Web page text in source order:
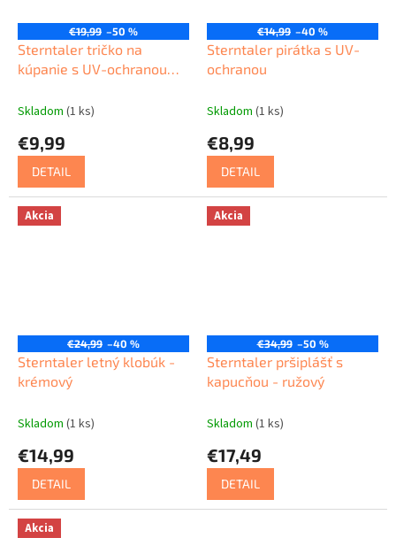
€19,99 –50 %
Sterntaler tričko na
kúpanie s UV-ochranou
Skladom (1 ks)
€9,99
DETAIL
€14,99 –40 %
Sterntaler pirátka s UV-
ochranou
Skladom (1 ks)
€8,99
DETAIL
Akcia
€24,99 –40 %
Sterntaler letný klobúk -
krémový
Skladom (1 ks)
€14,99
DETAIL
Akcia
€34,99 –50 %
Sterntaler pršiplášť s
kapucňou - ružový
Skladom (1 ks)
€17,49
DETAIL
Akcia